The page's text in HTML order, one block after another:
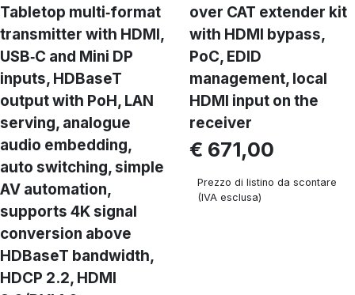
Tabletop multi‑format
transmitter with HDMI,
USB‑C and Mini DP
inputs, HDBaseT
output with PoH, LAN
serving, analogue
audio embedding,
auto switching, simple
AV automation,
supports 4K signal
conversion above
HDBaseT bandwidth,
HDCP 2.2, HDMI
over CAT extender kit
with HDMI bypass,
PoC, EDID
management, local
HDMI input on the
receiver
€ 671,00
Prezzo di listino da scontare
(IVA esclusa)